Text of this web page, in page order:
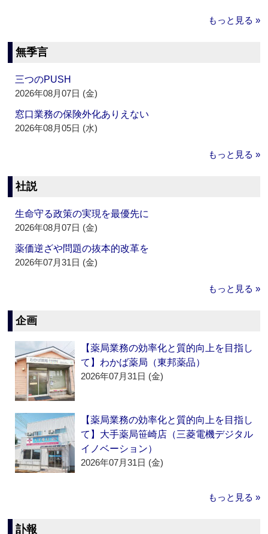
もっと見る »
無季言
三つのPUSH
2026年08月07日 (金)
窓口業務の保険外化ありえない
2026年08月05日 (水)
もっと見る »
社説
生命守る政策の実現を最優先に
2026年08月07日 (金)
薬価逆ざや問題の抜本的改革を
2026年07月31日 (金)
もっと見る »
企画
【薬局業務の効率化と質的向上を目指し
て】わかば薬局（東邦薬品）
2026年07月31日 (金)
【薬局業務の効率化と質的向上を目指し
て】大手薬局笹崎店（三菱電機デジタル
イノベーション）
2026年07月31日 (金)
もっと見る »
訃報